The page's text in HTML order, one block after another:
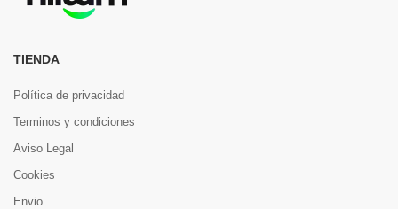
TIENDA
Política de privacidad
Terminos y condiciones
Aviso Legal
Cookies
Envio